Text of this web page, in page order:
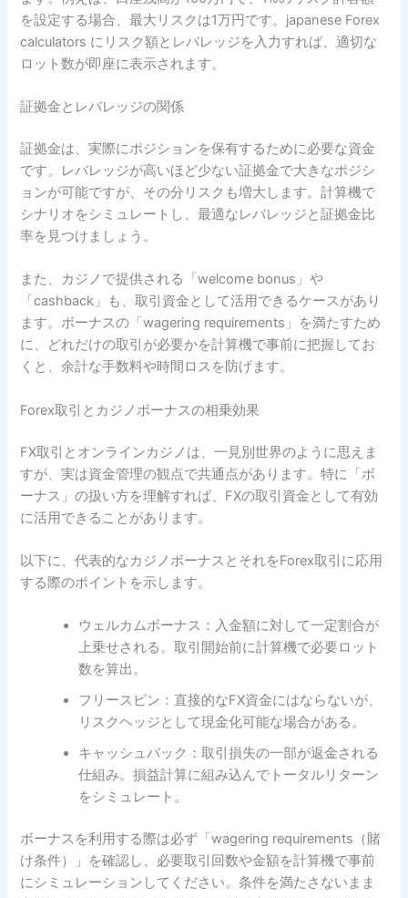
を設定する場合、最大リスクは1万円です。japanese Forex
calculators にリスク額とレバレッジを入力すれば、適切な
ロット数が即座に表示されます。
証拠金とレバレッジの関係
証拠金は、実際にポジションを保有するために必要な資金
です。レバレッジが高いほど少ない証拠金で大きなポジシ
ョンが可能ですが、その分リスクも増大します。計算機で
シナリオをシミュレートし、最適なレバレッジと証拠金比
率を見つけましょう。
また、カジノで提供される「welcome bonus」や
「cashback」も、取引資金として活用できるケースがあり
ます。ボーナスの「wagering requirements」を満たすため
に、どれだけの取引が必要かを計算機で事前に把握してお
くと、余計な手数料や時間ロスを防げます。
Forex取引とカジノボーナスの相乗効果
FX取引とオンラインカジノは、一見別世界のように思えま
すが、実は資金管理の観点で共通点があります。特に「ボ
ーナス」の扱い方を理解すれば、FXの取引資金として有効
に活用できることがあります。
以下に、代表的なカジノボーナスとそれをForex取引に応用
する際のポイントを示します。
ウェルカムボーナス：入金額に対して一定割合が
上乗せされる。取引開始前に計算機で必要ロット
数を算出。
フリースピン：直接的なFX資金にはならないが、
リスクヘッジとして現金化可能な場合がある。
キャッシュバック：取引損失の一部が返金される
仕組み。損益計算に組み込んでトータルリターン
をシミュレート。
ボーナスを利用する際は必ず「wagering requirements（賭
け条件）」を確認し、必要取引回数や金額を計算機で事前
にシミュレーションしてください。条件を満たさないまま